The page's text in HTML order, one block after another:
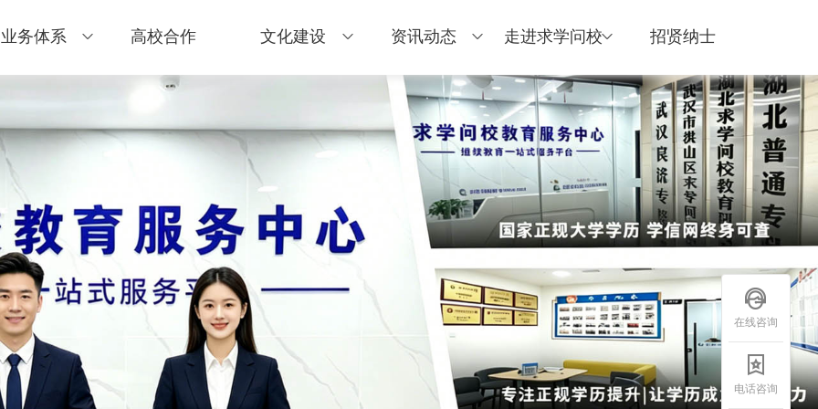
业务体系 高校合作 文化建设 资讯动态 走进求学问校 招贤纳士
在线咨询
电话咨询